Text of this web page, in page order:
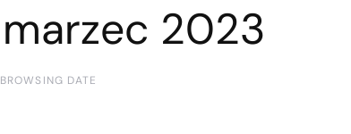
marzec 2023
BROWSING DATE